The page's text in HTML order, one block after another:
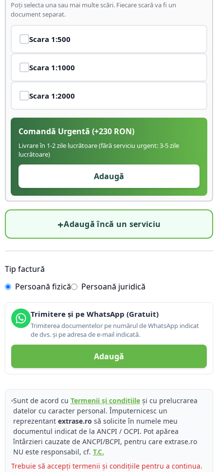
Poți selecta una sau mai multe scări. Fiecare scară va fi un
document separat.
Scara 1:500
Scara 1:1000
Scara 1:2000
Comandă Urgentă (+230 RON)
Livrare în 1-2 zile lucrătoare (fără serviciu urgent: 3-5 zile
lucrătoare)
Adaugă
+Adaugă încă un serviciu
Tip factură
Persoană fizică
Persoană juridică
Trimitere și pe WhatsApp (Gratuit)
Trimiterea documentelor pe numărul de WhatsApp indicat
de dvs. și pe adresa de e-mail indicată.
Adaugă
Sunt de acord cu Termenii și condițiileși cu prelucrarea
datelor cu caracter personal. Împuternicesc un
reprezentant extrase.ro să solicite în numele meu
documentul indicat de la ANCPI / OCPI. Pot apărea
întârzieri cauzate de ANCPI/BCPI, pentru care extrase.ro
NU este responsabil, cf. T.C.
Trebuie să accepți termenii și condițiile pentru a continua.